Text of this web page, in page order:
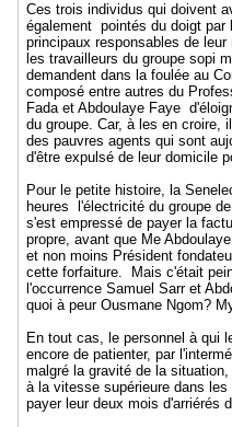
Ces trois individus qui doivent
également pointés du doigt par
principaux responsables de
les travailleurs du groupe sopi
demandent dans la foulée au
composé entre autres du
Fada et Abdoulaye Faye
du groupe. Car, à les en croire,
des pauvres agents qui sont
d'être expulsé de leur domicile
Pour le petite histoire, la
heures l'électricité du groupe
s'est empressé de payer la
propre, avant que Me
et non moins Président
cette forfaiture. Mais c'était
l'occurrence Samuel Sarr et
quoi à peur Ousmane Ngom?
En tout cas, le personnel à qui
encore de patienter, par
malgré la gravité de la
à la vitesse supérieure dans
payer leur deux mois d'arriérés